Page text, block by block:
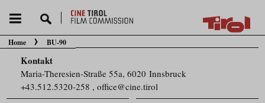
Sie befinden sich hier:
Home BU-90
Kontakt
Maria-Theresien-Straße 55a, 6020 Innsbruck
+43.512.5320-258 ,office@cine.tirol